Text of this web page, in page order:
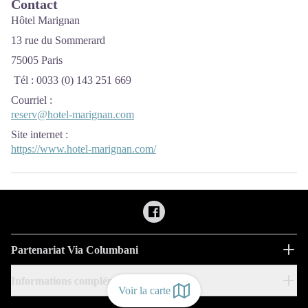
Voir la carte
Contact
Hôtel Marignan
13 rue du Sommerard
75005 Paris
Tél : 0033 (0) 143 251 669
Courriel :
reserv@hotel-marignan.com
Site internet :
https://www.hotel-marignan.com/
Partenariat Via Columbani
Informations complémentaires